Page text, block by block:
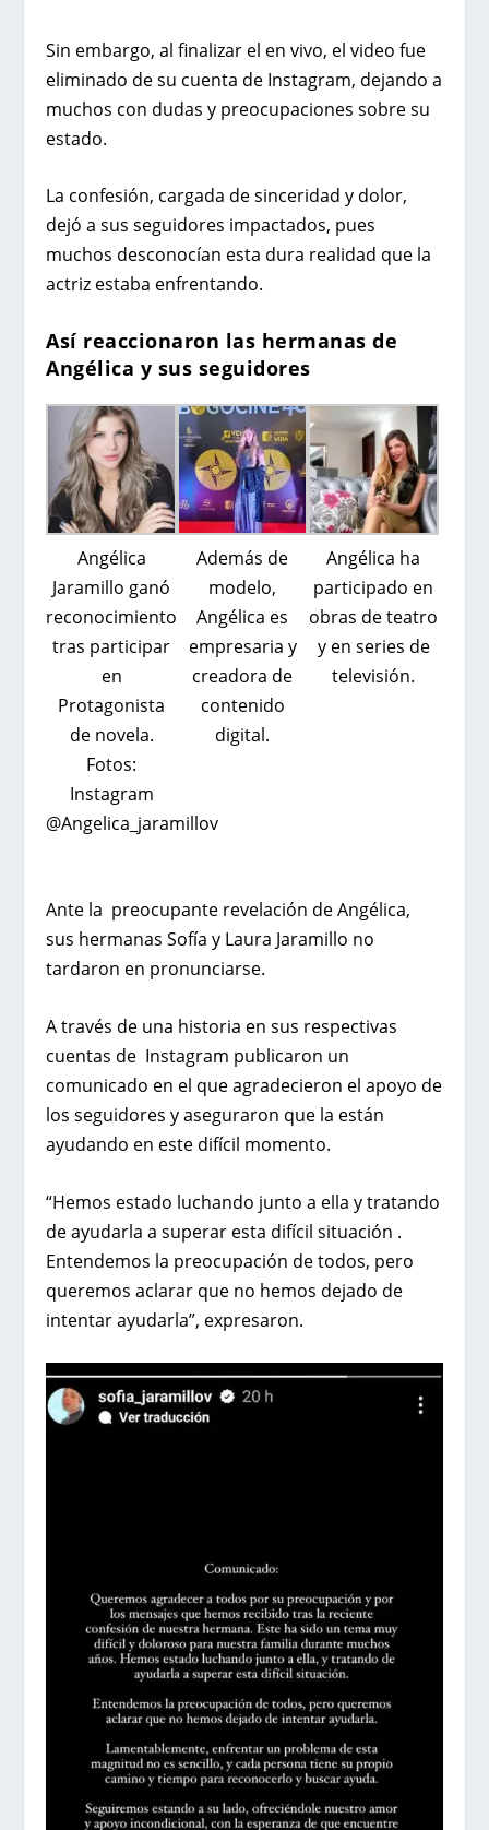
Sin embargo, al finalizar el en vivo, el video fue
eliminado de su cuenta de Instagram, dejando a
muchos con dudas y preocupaciones sobre su
estado.
La confesión, cargada de sinceridad y dolor,
dejó a sus seguidores impactados, pues
muchos desconocían esta dura realidad que la
actriz estaba enfrentando.
Así reaccionaron las hermanas de
Angélica y sus seguidores
Angélica
Jaramillo ganó
reconocimiento
tras participar
en
Protagonista
de novela.
Fotos:
Instagram
@Angelica_jaramillov
Además de
modelo,
Angélica es
empresaria y
creadora de
contenido
digital.
Angélica ha
participado en
obras de teatro
y en series de
televisión.
Ante la preocupante revelación de Angélica,
sus hermanas Sofía y Laura Jaramillo no
tardaron en pronunciarse.
A través de una historia en sus respectivas
cuentas de Instagram publicaron un
comunicado en el que agradecieron el apoyo de
los seguidores y aseguraron que la están
ayudando en este difícil momento.
“Hemos estado luchando junto a ella y tratando
de ayudarla a superar esta difícil situación .
Entendemos la preocupación de todos, pero
queremos aclarar que no hemos dejado de
intentar ayudarla”, expresaron.